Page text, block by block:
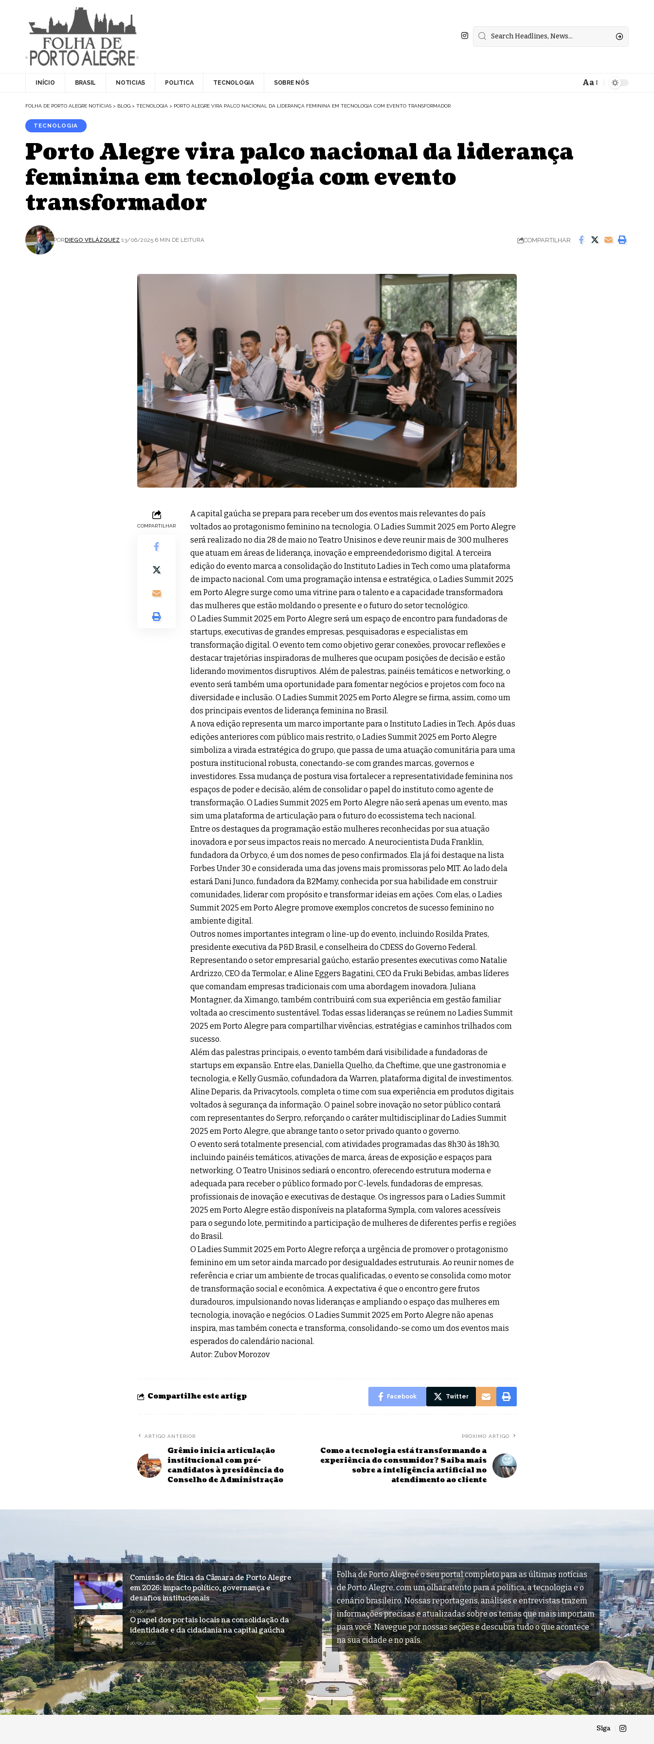
INÍCIO BRASIL NOTICIAS POLITICA TECNOLOGIA SOBRE NÓS Aa
FOLHA DE PORTO ALEGRE NOTÍCIAS > BLOG > TECNOLOGIA > PORTO ALEGRE VIRA PALCO NACIONAL DA LIDERANÇA FEMININA EM TECNOLOGIA COM EVENTO TRANSFORMADOR
TECNOLOGIA
Porto Alegre vira palco nacional da liderança
feminina em tecnologia com evento
transformador
PORDIEGO VELÁZQUEZ 13/06/2025 6 MIN DE LEITURA COMPARTILHAR
COMPARTILHAR
A capital gaúcha se prepara para receber um dos eventos mais relevantes do país
voltados ao protagonismo feminino na tecnologia. O Ladies Summit 2025 em Porto Alegre
será realizado no dia 28 de maio no Teatro Unisinos e deve reunir mais de 300 mulheres
que atuam em áreas de liderança, inovação e empreendedorismo digital. A terceira
edição do evento marca a consolidação do Instituto Ladies in Tech como uma plataforma
de impacto nacional. Com uma programação intensa e estratégica, o Ladies Summit 2025
em Porto Alegre surge como uma vitrine para o talento e a capacidade transformadora
das mulheres que estão moldando o presente e o futuro do setor tecnológico.
O Ladies Summit 2025 em Porto Alegre será um espaço de encontro para fundadoras de
startups, executivas de grandes empresas, pesquisadoras e especialistas em
transformação digital. O evento tem como objetivo gerar conexões, provocar reflexões e
destacar trajetórias inspiradoras de mulheres que ocupam posições de decisão e estão
liderando movimentos disruptivos. Além de palestras, painéis temáticos e networking, o
evento será também uma oportunidade para fomentar negócios e projetos com foco na
diversidade e inclusão. O Ladies Summit 2025 em Porto Alegre se firma, assim, como um
dos principais eventos de liderança feminina no Brasil.
A nova edição representa um marco importante para o Instituto Ladies in Tech. Após duas
edições anteriores com público mais restrito, o Ladies Summit 2025 em Porto Alegre
simboliza a virada estratégica do grupo, que passa de uma atuação comunitária para uma
postura institucional robusta, conectando-se com grandes marcas, governos e
investidores. Essa mudança de postura visa fortalecer a representatividade feminina nos
espaços de poder e decisão, além de consolidar o papel do instituto como agente de
transformação. O Ladies Summit 2025 em Porto Alegre não será apenas um evento, mas
sim uma plataforma de articulação para o futuro do ecossistema tech nacional.
Entre os destaques da programação estão mulheres reconhecidas por sua atuação
inovadora e por seus impactos reais no mercado. A neurocientista Duda Franklin,
fundadora da Orby.co, é um dos nomes de peso confirmados. Ela já foi destaque na lista
Forbes Under 30 e considerada uma das jovens mais promissoras pelo MIT. Ao lado dela
estará Dani Junco, fundadora da B2Mamy, conhecida por sua habilidade em construir
comunidades, liderar com propósito e transformar ideias em ações. Com elas, o Ladies
Summit 2025 em Porto Alegre promove exemplos concretos de sucesso feminino no
ambiente digital.
Outros nomes importantes integram o line-up do evento, incluindo Rosilda Prates,
presidente executiva da P&D Brasil, e conselheira do CDESS do Governo Federal.
Representando o setor empresarial gaúcho, estarão presentes executivas como Natalie
Ardrizzo, CEO da Termolar, e Aline Eggers Bagatini, CEO da Fruki Bebidas, ambas líderes
que comandam empresas tradicionais com uma abordagem inovadora. Juliana
Montagner, da Ximango, também contribuirá com sua experiência em gestão familiar
voltada ao crescimento sustentável. Todas essas lideranças se reúnem no Ladies Summit
2025 em Porto Alegre para compartilhar vivências, estratégias e caminhos trilhados com
sucesso.
Além das palestras principais, o evento também dará visibilidade a fundadoras de
startups em expansão. Entre elas, Daniella Quelho, da Cheftime, que une gastronomia e
tecnologia, e Kelly Gusmão, cofundadora da Warren, plataforma digital de investimentos.
Aline Deparis, da Privacytools, completa o time com sua experiência em produtos digitais
voltados à segurança da informação. O painel sobre inovação no setor público contará
com representantes do Serpro, reforçando o caráter multidisciplinar do Ladies Summit
2025 em Porto Alegre, que abrange tanto o setor privado quanto o governo.
O evento será totalmente presencial, com atividades programadas das 8h30 às 18h30,
incluindo painéis temáticos, ativações de marca, áreas de exposição e espaços para
networking. O Teatro Unisinos sediará o encontro, oferecendo estrutura moderna e
adequada para receber o público formado por C-levels, fundadoras de empresas,
profissionais de inovação e executivas de destaque. Os ingressos para o Ladies Summit
2025 em Porto Alegre estão disponíveis na plataforma Sympla, com valores acessíveis
para o segundo lote, permitindo a participação de mulheres de diferentes perfis e regiões
do Brasil.
O Ladies Summit 2025 em Porto Alegre reforça a urgência de promover o protagonismo
feminino em um setor ainda marcado por desigualdades estruturais. Ao reunir nomes de
referência e criar um ambiente de trocas qualificadas, o evento se consolida como motor
de transformação social e econômica. A expectativa é que o encontro gere frutos
duradouros, impulsionando novas lideranças e ampliando o espaço das mulheres em
tecnologia, inovação e negócios. O Ladies Summit 2025 em Porto Alegre não apenas
inspira, mas também conecta e transforma, consolidando-se como um dos eventos mais
esperados do calendário nacional.
Autor: Zubov Morozov
Compartilhe este artigp Facebook Twitter
ARTIGO ANTERIOR
Grêmio inicia articulação
institucional com pré-
candidatos à presidência do
Conselho de Administração
PRÓXIMO ARTIGO
Como a tecnologia está transformando a
experiência do consumidor? Saiba mais
sobre a inteligência artificial no
atendimento ao cliente
Comissão de Ética da Câmara de Porto Alegre
em 2026: impacto político, governança e
desafios institucionais
02/06/2026
O papel dos portais locais na consolidação da
identidade e da cidadania na capital gaúcha
20/05/2026
Folha de Porto Alegreé o seu portal completo para as últimas notícias
de Porto Alegre, com um olhar atento para a política, a tecnologia e o
cenário brasileiro. Nossas reportagens, análises e entrevistas trazem
informações precisas e atualizadas sobre os temas que mais importam
para você. Navegue por nossas seções e descubra tudo o que acontece
na sua cidade e no país.
Siga